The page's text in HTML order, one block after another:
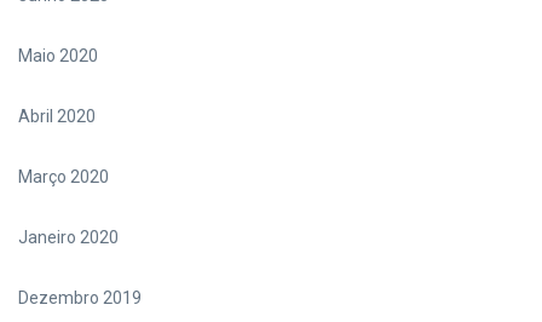
Maio 2020
Abril 2020
Março 2020
Janeiro 2020
Dezembro 2019